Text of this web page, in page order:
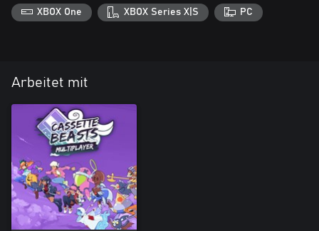
XBOX One XBOX Series X|S PC
Arbeitet mit